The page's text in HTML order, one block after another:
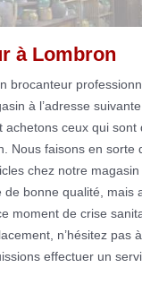
à Lombron
brocanteur
à l’adresse
achetons ceux qui sont
Nous faisons en sorte
chez notre
de bonne qualité, mais
moment de crise
n’hésitez pas
effectuer un